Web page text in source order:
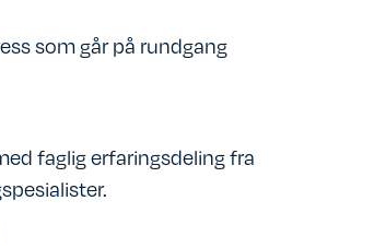
som går på rundgang
faglig erfaringsdeling fra